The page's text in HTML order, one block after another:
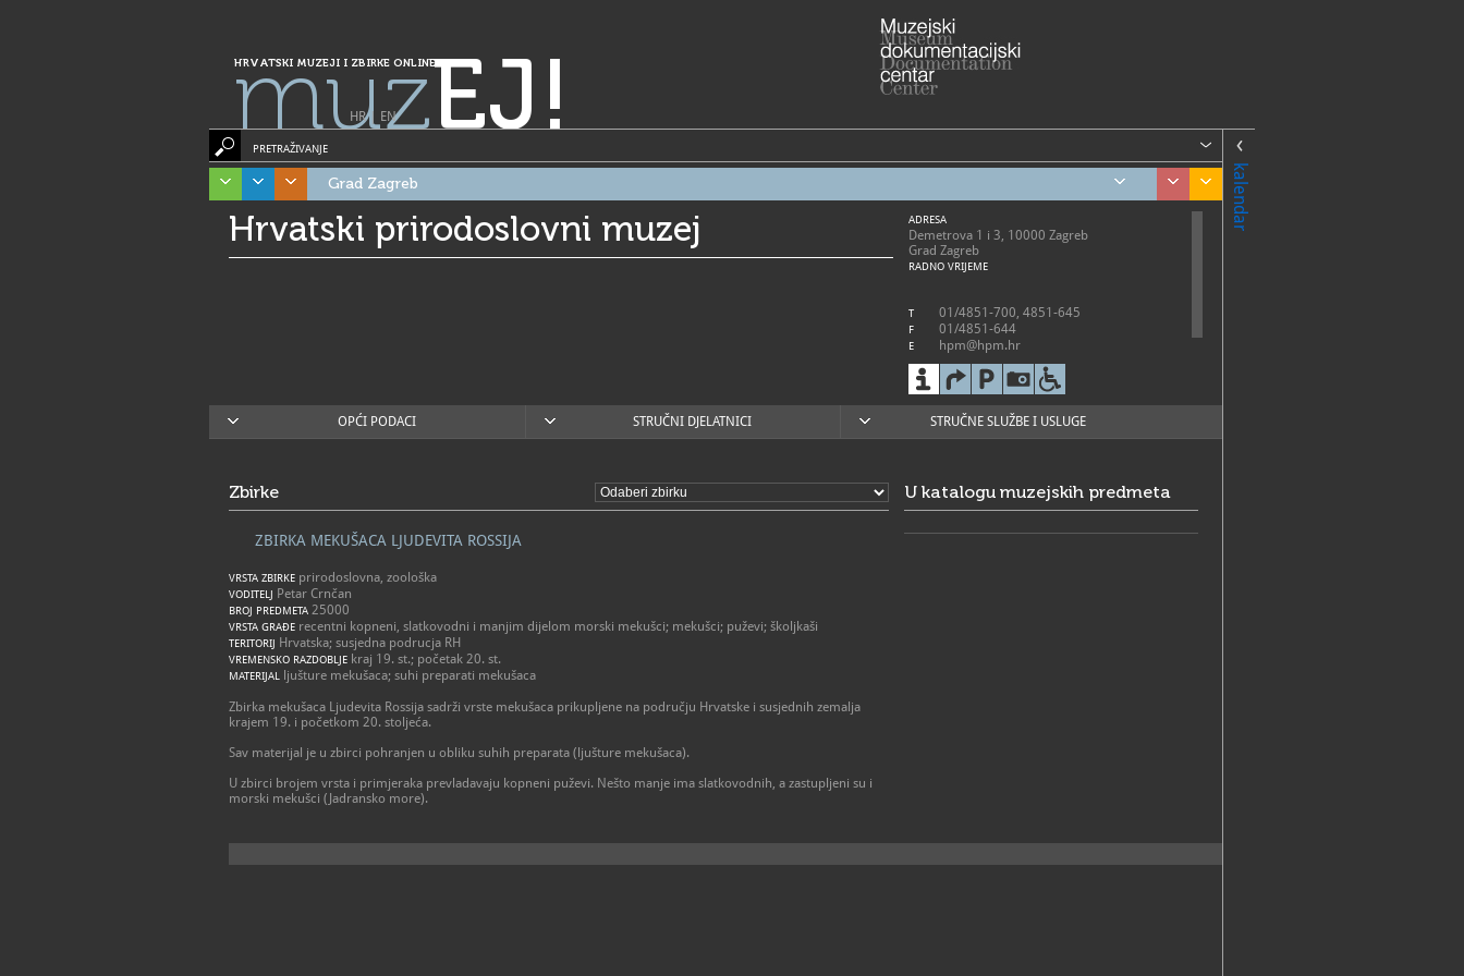
HRVATSKI MUZEJI I ZBIRKE ONLINE
muzEJ!
HR| EN
kalendar
PRETRAŽIVANJE
Grad Zagreb
Hrvatski prirodoslovni muzej ADRESA
Demetrova 1 i 3, 10000 Zagreb
Grad Zagreb
RADNO VRIJEME
T 01/4851-700, 4851-645
F 01/4851-644
E hpm@hpm.hr
W https://www.hpm.hr/
OPĆI PODACI STRUČNI DJELATNICI STRUČNE SLUŽBE I USLUGE
Zbirke
ZBIRKA MEKUŠACA LJUDEVITA ROSSIJA
VRSTA ZBIRKE prirodoslovna, zoološka
VODITELJ Petar Crnčan
BROJ PREDMETA 25000
VRSTA GRAĐE recentni kopneni, slatkovodni i manjim dijelom morski mekušci; mekušci; puževi; školjkaši
TERITORIJ Hrvatska; susjedna podrucja RH
VREMENSKO RAZDOBLJE kraj 19. st.; početak 20. st.
MATERIJAL ljušture mekušaca; suhi preparati mekušaca
Zbirka mekušaca Ljudevita Rossija sadrži vrste mekušaca prikupljene na području Hrvatske i susjednih zemalja
krajem 19. i početkom 20. stoljeća.
Sav materijal je u zbirci pohranjen u obliku suhih preparata (ljušture mekušaca).
U zbirci brojem vrsta i primjeraka prevladavaju kopneni puževi. Nešto manje ima slatkovodnih, a zastupljeni su i
morski mekušci (Jadransko more).
U katalogu muzejskih predmeta